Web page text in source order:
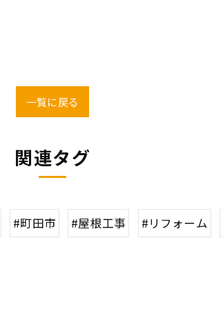
一覧に戻る
関連タグ
#町田市 #屋根工事 #リフォーム